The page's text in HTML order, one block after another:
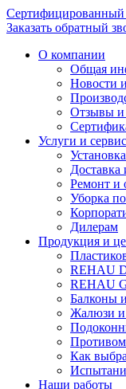
Сертифицированный
Заказать обратный
О компании
Общая
Новости
Отзывы и
Услуги и сервис
Доставка
Ремонт и
Уборка
Дилерам
Продукция и
REHAU
REHAU
Балконы
Жалюзи и
Как
Наши работы